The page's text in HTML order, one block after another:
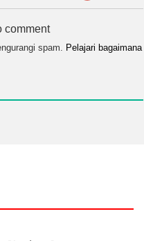
comment
spam. Pelajari bagaimana